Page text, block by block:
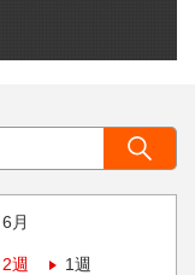
6月
2週 1週